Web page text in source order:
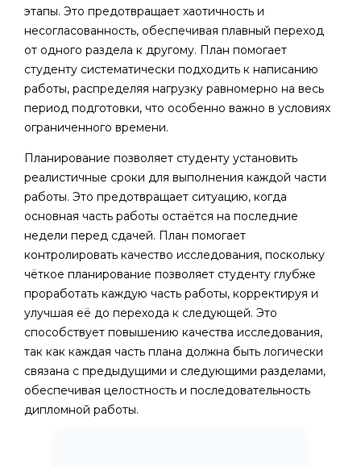
этапы. Это предотвращает хаотичность и
несогласованность, обеспечивая плавный переход
от одного раздела к другому. План помогает
студенту систематически подходить к написанию
работы, распределяя нагрузку равномерно на весь
период подготовки, что особенно важно в условиях
ограниченного времени.
Планирование позволяет студенту установить
реалистичные сроки для выполнения каждой части
работы. Это предотвращает ситуацию, когда
основная часть работы остаётся на последние
недели перед сдачей. План помогает
контролировать качество исследования, поскольку
чёткое планирование позволяет студенту глубже
проработать каждую часть работы, корректируя и
улучшая её до перехода к следующей. Это
способствует повышению качества исследования,
так как каждая часть плана должна быть логически
связана с предыдущими и следующими разделами,
обеспечивая целостность и последовательность
дипломной работы.